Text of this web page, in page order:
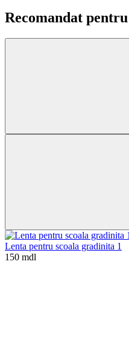
Recomandat
Lenta pentru scoala gradinita 1
150 mdl